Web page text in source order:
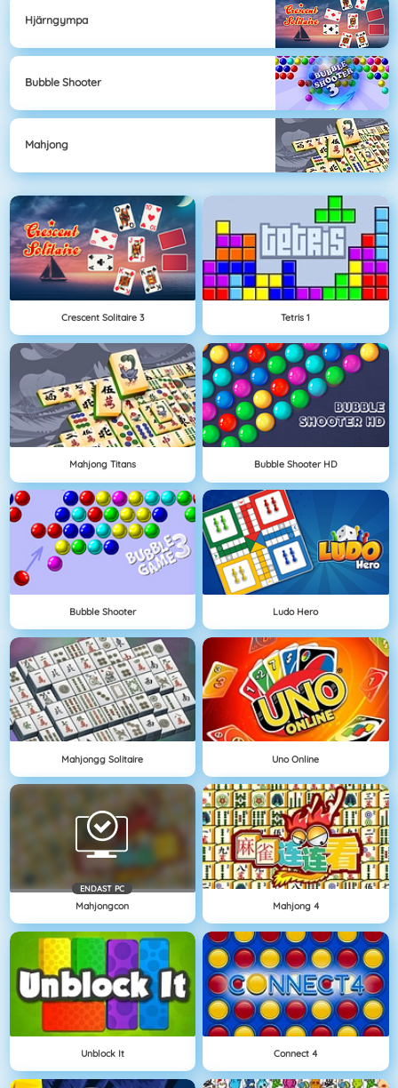
Hjärngympa
Bubble Shooter
Mahjong
Crescent Solitaire 3 Tetris 1
Mahjong Titans Bubble Shooter HD
Bubble Shooter Ludo Hero
Mahjongg Solitaire Uno Online
ENDAST PC
Mahjongcon Mahjong 4
Unblock It Connect 4